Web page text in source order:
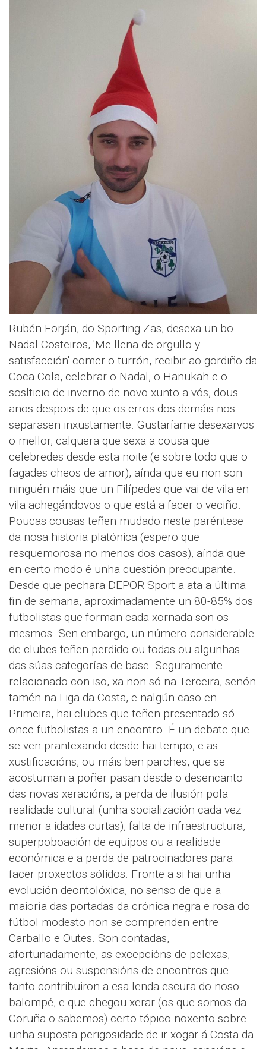
Rubén Forján, do Sporting Zas, desexa un bo
Nadal Costeiros, 'Me llena de orgullo y
satisfacción' comer o turrón, recibir ao gordiño da
Coca Cola, celebrar o Nadal, o Hanukah e o
soslticio de inverno de novo xunto a vós, dous
anos despois de que os erros dos demáis nos
separasen inxustamente. Gustaríame desexarvos
o mellor, calquera que sexa a cousa que
celebredes desde esta noite (e sobre todo que o
fagades cheos de amor), aínda que eu non son
ninguén máis que un Filípedes que vai de vila en
vila achegándovos o que está a facer o veciño.
Poucas cousas teñen mudado neste paréntese
da nosa historia platónica (espero que
resquemorosa no menos dos casos), aínda que
en certo modo é unha cuestión preocupante.
Desde que pechara DEPOR Sport a ata a última
fin de semana, aproximadamente un 80-85% dos
futbolistas que forman cada xornada son os
mesmos. Sen embargo, un número considerable
de clubes teñen perdido ou todas ou algunhas
das súas categorías de base. Seguramente
relacionado con iso, xa non só na Terceira, senón
tamén na Liga da Costa, e nalgún caso en
Primeira, hai clubes que teñen presentado só
once futbolistas a un encontro. É un debate que
se ven prantexando desde hai tempo, e as
xustificacións, ou máis ben parches, que se
acostuman a poñer pasan desde o desencanto
das novas xeracións, a perda de ilusión pola
realidade cultural (unha socialización cada vez
menor a idades curtas), falta de infraestructura,
superpoboación de equipos ou a realidade
económica e a perda de patrocinadores para
facer proxectos sólidos. Fronte a si hai unha
evolución deontolóxica, no senso de que a
maioría das portadas da crónica negra e rosa do
fútbol modesto non se comprenden entre
Carballo e Outes. Son contadas,
afortunadamente, as excepcións de pelexas,
agresións ou suspensións de encontros que
tanto contribuiron a esa lenda escura do noso
balompé, e que chegou xerar (os que somos da
Coruña o sabemos) certo tópico noxento sobre
unha suposta perigosidade de ir xogar á Costa da